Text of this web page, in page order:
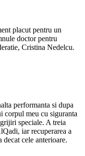
placut pentru un
doctor pentru
Cristina Nedelcu.
performanta si dupa
corpul meu cu siguranta
speciale. A treia
iar recuperarea a
cele anterioare.